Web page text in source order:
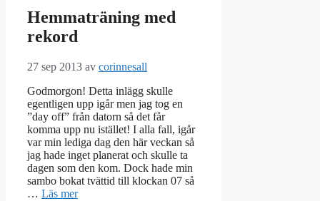
Hemmaträning med
rekord
27 sep 2013 av corinnesall
Godmorgon! Detta inlägg skulle
egentligen upp igår men jag tog en
”day off” från datorn så det får
komma upp nu istället! I alla fall, igår
var min lediga dag den här veckan så
jag hade inget planerat och skulle ta
dagen som den kom. Dock hade min
sambo bokat tvättid till klockan 07 så
… Läs mer